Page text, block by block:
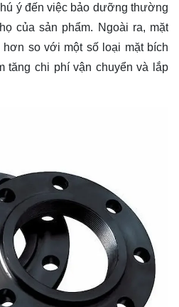
ý đến việc bảo dưỡng thường
của sản phẩm. Ngoài ra, mặt
hơn so với một số loại mặt bích
tăng chi phí vận chuyển và lắp